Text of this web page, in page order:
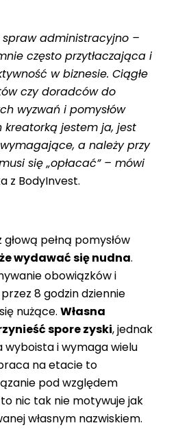
spraw administracyjno –
często przytłaczająca i
w biznesie. Ciągłe
czy doradców do
wyzwań i pomysłów
kreatorką jestem ja, jest
a należy przy
się „opłacać” – mówi
z BodyInvest.
pełną pomysłów
wydawać się nudna.
obowiązków i
8 godzin dziennie
nużące. Własna
spore zyski, jednak
i wymaga wielu
na etacie to
pod względem
nic tak nie motywuje jak
własnym nazwiskiem.